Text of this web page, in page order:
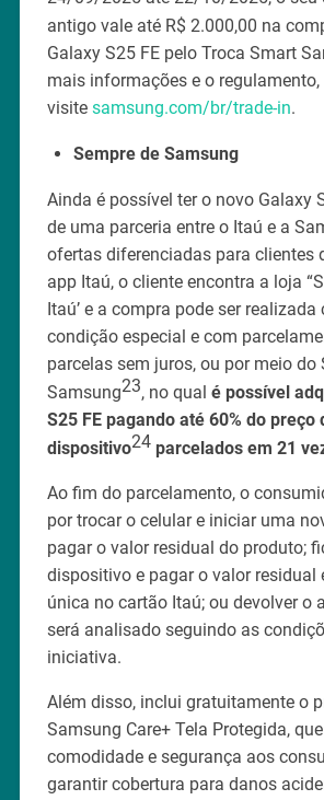
antigo vale até R$ 2.000,00 na
Galaxy S25 FE pelo Troca Smart
mais informações e o regulamento,
visite samsung.com/br/trade-in.
Sempre de Samsung
Ainda é possível ter o novo Galaxy
de uma parceria entre o Itaú e a
ofertas diferenciadas para clientes
app Itaú, o cliente encontra a loja
Itaú’ e a compra pode ser realizada
condição especial e com
parcelas sem juros, ou por meio do
Samsung23, no qual é possível
S25 FE pagando até 60% do preço
dispositivo24parcelados em 21
Ao fim do parcelamento, o
por trocar o celular e iniciar uma
pagar o valor residual do produto;
dispositivo e pagar o valor residual
única no cartão Itaú; ou devolver o
será analisado seguindo as
iniciativa.
Além disso, inclui gratuitamente o
Samsung Care+ Tela Protegida,
comodidade e segurança aos
garantir cobertura para danos